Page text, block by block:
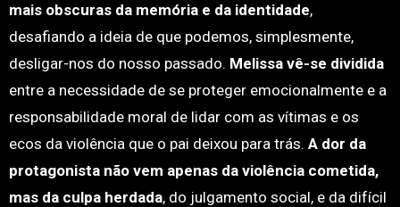
mais obscuras da memória e da identidade,
desafiando a ideia de que podemos, simplesmente,
desligar-nos do nosso passado. Melissa vê-se dividida
entre a necessidade de se proteger emocionalmente e a
responsabilidade moral de lidar com as vítimas e os
ecos da violência que o pai deixou para trás. A dor da
protagonista não vem apenas da violência cometida,
mas da culpa herdada, do julgamento social, e da difícil